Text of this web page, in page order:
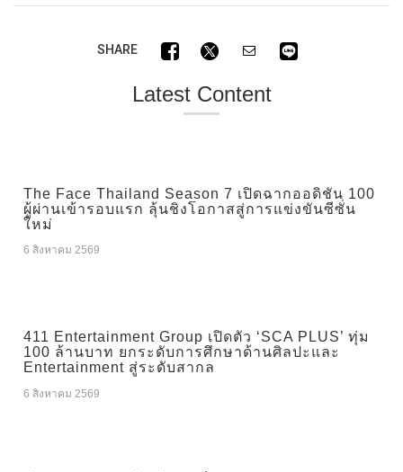
SHARE
Latest Content
The Face Thailand Season 7 เปิดฉากออดิชัน 100
ผู้ผ่านเข้ารอบแรก ลุ้นชิงโอกาสสู่การแข่งขันซีซั่น
ใหม่
6 สิงหาคม 2569
411 Entertainment Group เปิดตัว ‘SCA PLUS’ ทุ่ม
100 ล้านบาท ยกระดับการศึกษาด้านศิลปะและ
Entertainment สู่ระดับสากล
6 สิงหาคม 2569